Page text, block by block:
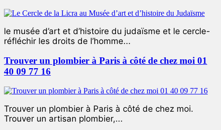
le musée d’art et d’histoire du judaïsme et le cercle-
réfléchir les droits de l’homme...
Trouver un plombier à Paris à côté de chez moi 01
40 09 77 16
Trouver un plombier à Paris à côté de chez moi.
Trouver un artisan plombier,...